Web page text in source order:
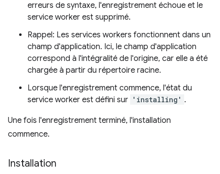
erreurs de syntaxe, l'enregistrement échoue et le
service worker est supprimé.
Rappel: Les services workers fonctionnent dans un
champ d'application. Ici, le champ d'application
correspond à l'intégralité de l'origine, car elle a été
chargée à partir du répertoire racine.
Lorsque l'enregistrement commence, l'état du
service worker est défini sur 'installing' .
Une fois l'enregistrement terminé, l'installation
commence.
Installation